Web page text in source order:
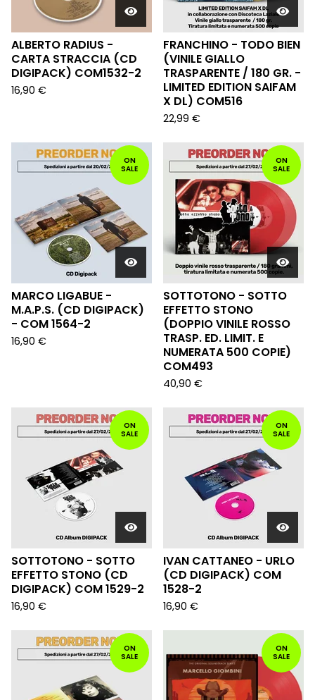
ALBERTO RADIUS -
CARTA STRACCIA (CD
DIGIPACK) COM1532-2
16,90 €
FRANCHINO - TODO BIEN
(VINILE GIALLO
TRASPARENTE / 180 GR. -
LIMITED EDITION SAIFAM
X DL) COM516
22,99 €
ON
SALE
MARCO LIGABUE -
M.A.P.S. (CD DIGIPACK)
- COM 1564-2
16,90 €
ON
SALE
SOTTOTONO - SOTTO
EFFETTO STONO
(DOPPIO VINILE ROSSO
TRASP. ED. LIMIT. E
NUMERATA 500 COPIE)
COM493
40,90 €
ON
SALE
SOTTOTONO - SOTTO
EFFETTO STONO (CD
DIGIPACK) COM 1529-2
16,90 €
ON
SALE
IVAN CATTANEO - URLO
(CD DIGIPACK) COM
1528-2
16,90 €
ON
SALE
ON
SALE